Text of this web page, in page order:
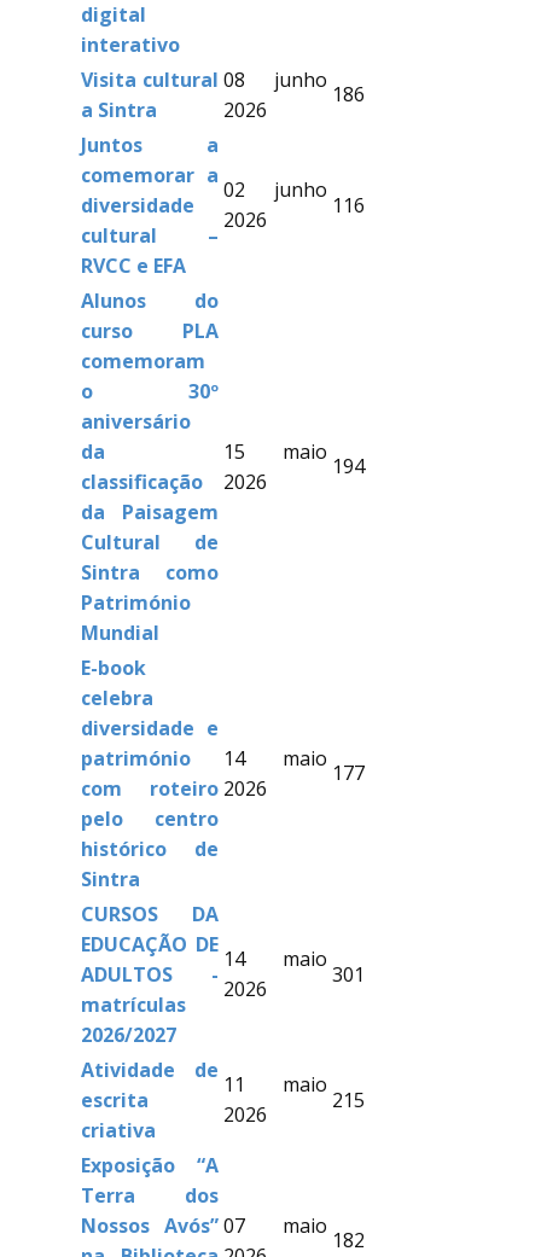
digital
interativo
Visita cultural
a Sintra
08 junho
2026
186
Juntos a
comemorar a
diversidade
cultural –
RVCC e EFA
02 junho
2026
116
Alunos do
curso PLA
comemoram
o 30º
aniversário
da
classificação
da Paisagem
Cultural de
Sintra como
Património
Mundial
15 maio
2026
194
E-book
celebra
diversidade e
património
com roteiro
pelo centro
histórico de
Sintra
14 maio
2026
177
CURSOS DA
EDUCAÇÃO DE
ADULTOS -
matrículas
2026/2027
14 maio
2026
301
Atividade de
escrita
criativa
11 maio
2026
215
Exposição “A
Terra dos
Nossos Avós”07 maio
182